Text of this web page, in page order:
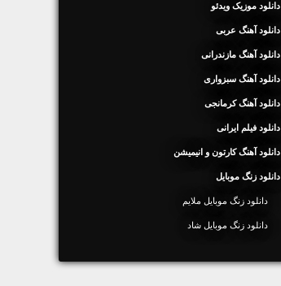
دانلود موزیک ویدئو
دانلود آهنگ عربی
دانلود آهنگ مازندرانی
دانلود آهنگ سبزواری
دانلود آهنگ کرمانجی
دانلود فیلم ایرانی
دانلود آهنگ کارتون و انیمیشن
دانلود زنگ موبایل
دانلود زنگ موبایل ملایم
دانلود زنگ موبایل شاد